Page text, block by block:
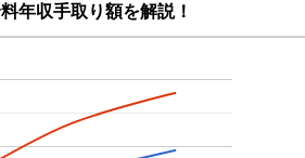
年収手取り額を解説！